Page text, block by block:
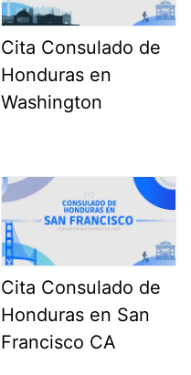
Cita Consulado de
Honduras en
Washington
Cita Consulado de
Honduras en San
Francisco CA